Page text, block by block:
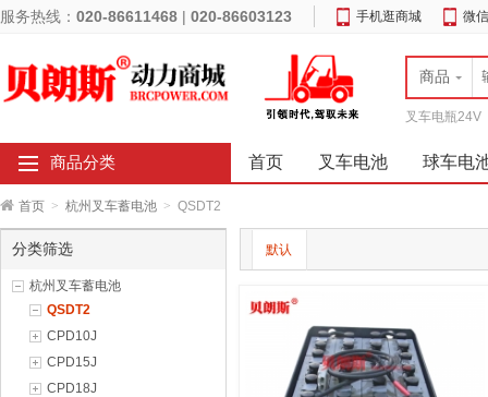
服务热线： 020-86611468 | 020-86603123 手机逛商城 微
商品
叉车电瓶24V
商品分类 首页 叉车电池 球车电
首页 > 杭州叉车蓄电池 > QSDT2
分类筛选
杭州叉车蓄电池
QSDT2
CPD10J
CPD15J
CPD18J
默认